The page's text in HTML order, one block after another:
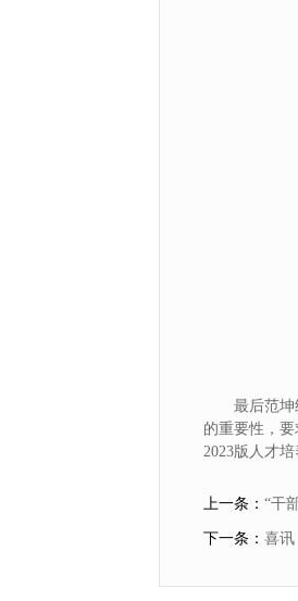
最后范
的重要性，
2023版人才
上一条： “干
下一条： 喜讯